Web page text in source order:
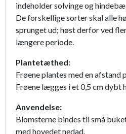
indeholder solvinge og
De forskellige sorter skal alle
sprunget ud; høst derfor ved
længere periode.
Plantetæthed:
Frøene plantes med en afstand
Frøene lægges i et 0,5 cm dybt
Anvendelse:
Blomsterne bindes til små
med hovedet nedad.